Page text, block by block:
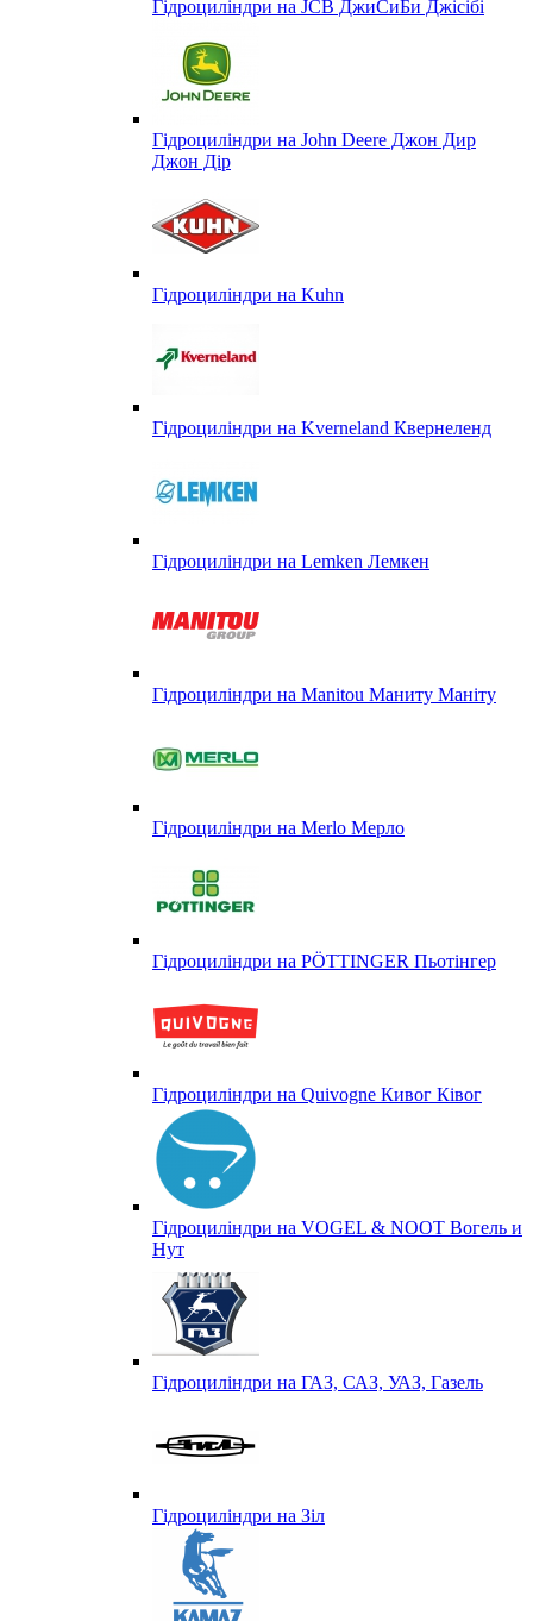
Гідроциліндри на JCB ДжиСиБи Джісібі
Гідроциліндри на John Deere Джон Дир
Джон Дір
Гідроциліндри на Kuhn
Гідроциліндри на Kverneland Квернеленд
Гідроциліндри на Lemken Лемкен
Гідроциліндри на Manitou Маниту Маніту
Гідроциліндри на Merlo Мерло
Гідроциліндри на PÖTTINGER Пьотінгер
Гідроциліндри на Quivogne Кивог Ківог
Гідроциліндри на VOGEL & NOOT Вогель и
Нут
Гідроциліндри на ГАЗ, САЗ, УАЗ, Газель
Гідроциліндри на Зіл